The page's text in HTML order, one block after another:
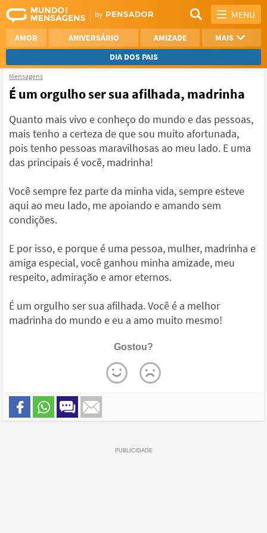
MENU
AMOR ANIVERSÁRIO AMIZADE
MAIS
DIA DOS PAIS
REFLEXÃO
AGRADECIMENTO
NAMORO
VER TODAS
Mensagens
É um orgulho ser sua afilhada, madrinha
Quanto mais vivo e conheço do mundo e das pessoas,
mais tenho a certeza de que sou muito afortunada,
pois tenho pessoas maravilhosas ao meu lado. E uma
das principais é você, madrinha!
Você sempre fez parte da minha vida, sempre esteve
aqui ao meu lado, me apoiando e amando sem
condições.
E por isso, e porque é uma pessoa, mulher, madrinha e
amiga especial, você ganhou minha amizade, meu
respeito, admiração e amor eternos.
É um orgulho ser sua afilhada. Você é a melhor
madrinha do mundo e eu a amo muito mesmo!
Gostou?